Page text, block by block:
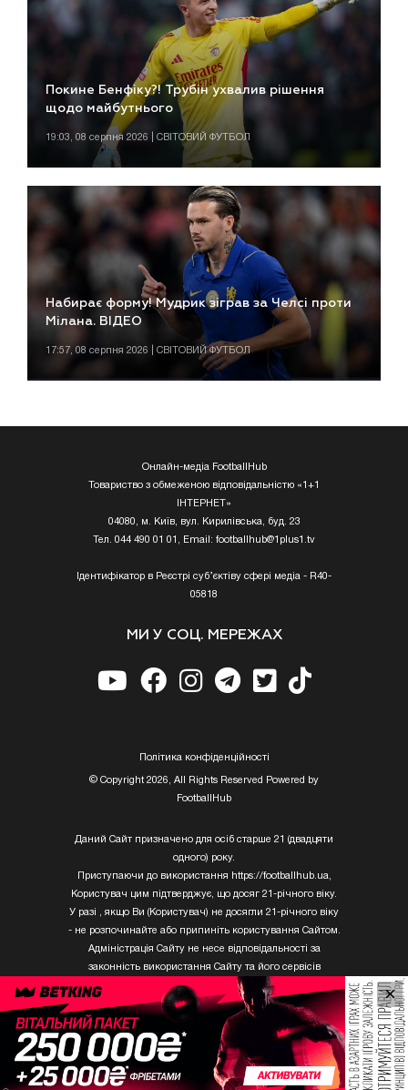
Покине Бенфіку?! Трубін ухвалив рішення
щодо майбутнього
19:03, 08 серпня 2026 | СВІТОВИЙ ФУТБОЛ
Набирає форму! Мудрик зіграв за Челсі проти
Мілана. ВІДЕО
17:57, 08 серпня 2026 | СВІТОВИЙ ФУТБОЛ
Онлайн-медіа FootballHub
Товариство з обмеженою відповідальністю «1+1
ІНТЕРНЕТ»
04080, м. Київ, вул. Кирилівська, буд. 23
Тел. 044 490 01 01, Email: footballhub@1plus1.tv
Ідентифікатор в Реєстрі суб’єктіву сфері медіа - R40-
05818
МИ У СОЦ. МЕРЕЖАХ
Полiтика конфiденцiйностi
© Copyright 2026, All Rights Reserved Powered by
FootballHub
Даний Сайт призначено для осіб старше 21 (двадцяти
одного) року.
Приступаючи до використання https://footballhub.ua,
Користувач цим підтверджує, що досяг 21-річного віку.
У разі , якщо Ви (Користувач) не досягли 21-річного віку
- не розпочинайте або припиніть користування Сайтом.
Адміністрація Сайту не несе відповідальності за
законність використання Сайту та його сервісів
Користувачем, який не досяг 21-річного віку.
Твори Getty Images, що розміщені на сайті, не можуть
бути використані третіми особами без письмового
дозволу ТОВ «ГЛОБАЛ ІМІДЖЕС ЮКРЕЙН.
×